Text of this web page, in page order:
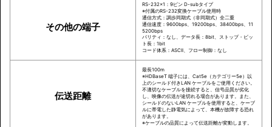
その他の端子
RS-232×1：9ピン D-subタイプ
※付属のRS-232変換ケーブル使用時
通信方式：調歩同期式（非同期式）全二重
通信速度：9600bps、19200bps、38400bps、11
5200bps
パリティ：なし、データ長：8bit、ストップ・ビッ
ト長：1bit
コード体系：ASCII、フロー制御：なし
伝送距離
最長100m
※HDBaseT 端子には、Cat5e（カテゴリー5e）以
上のシールド付きLAN ケーブルをご使用ください。
不適切なケーブルを接続すると、信号品質が劣化
し、映像の伝送が途切れる場合があります。また、
シールドのないLAN ケーブルを使用すると、ケーブ
ルに帯電した静電気によって、本機が故障する恐れ
があります。
※ケーブルの品質によって伝送距離が変動します。